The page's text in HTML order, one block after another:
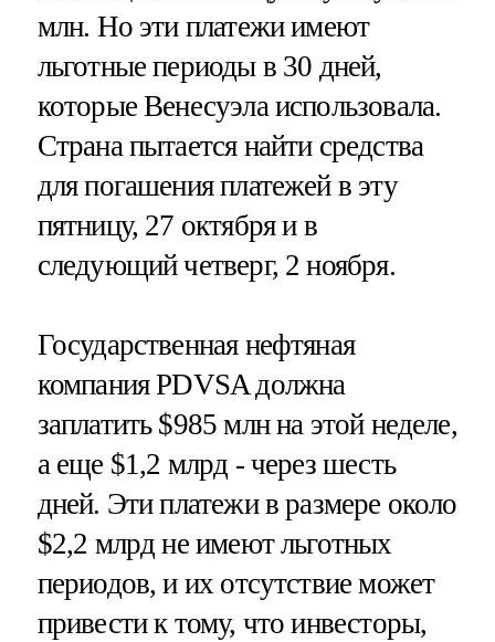
млн. Но эти платежи имеют
льготные периоды в 30 дней,
которые Венесуэла использовала.
Страна пытается найти средства
для погашения платежей в эту
пятницу, 27 октября и в
следующий четверг, 2 ноября.
Государственная нефтяная
компания PDVSA должна
заплатить $985 млн на этой неделе,
а еще $1,2 млрд - через шесть
дней. Эти платежи в размере около
$2,2 млрд не имеют льготных
периодов, и их отсутствие может
привести к тому, что инвесторы,